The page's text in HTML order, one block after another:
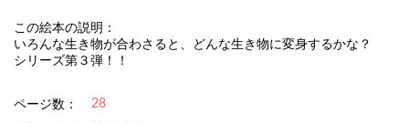
この絵本の説明：
いろんな生き物が合わさると、どんな生き物に変身するかな？
シリーズ第３弾！！
ページ数： 28